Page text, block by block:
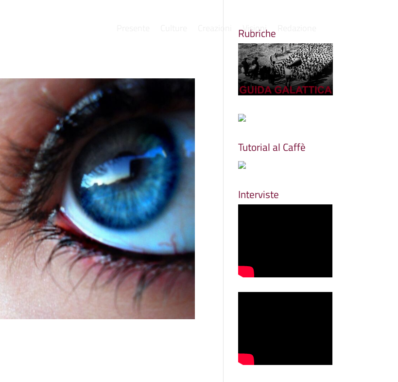
Visioni
Rubriche
Tutorial al Caffè
Interviste